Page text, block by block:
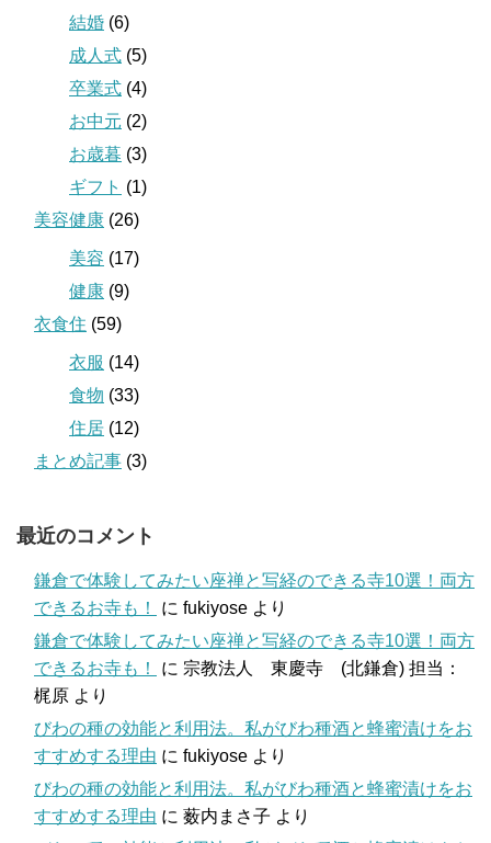
結婚 (6)
成人式 (5)
卒業式 (4)
お中元 (2)
お歳暮 (3)
ギフト (1)
美容健康 (26)
美容 (17)
健康 (9)
衣食住 (59)
衣服 (14)
食物 (33)
住居 (12)
まとめ記事 (3)
最近のコメント
鎌倉で体験してみたい座禅と写経のできる寺10選！両方
できるお寺も！
に fukiyose より
鎌倉で体験してみたい座禅と写経のできる寺10選！両方
できるお寺も！
に 宗教法人 東慶寺 (北鎌倉) 担当：
梶原 より
びわの種の効能と利用法。私がびわ種酒と蜂蜜漬けをお
すすめする理由 に fukiyose より
びわの種の効能と利用法。私がびわ種酒と蜂蜜漬けをお
すすめする理由 に 薮内まさ子 より